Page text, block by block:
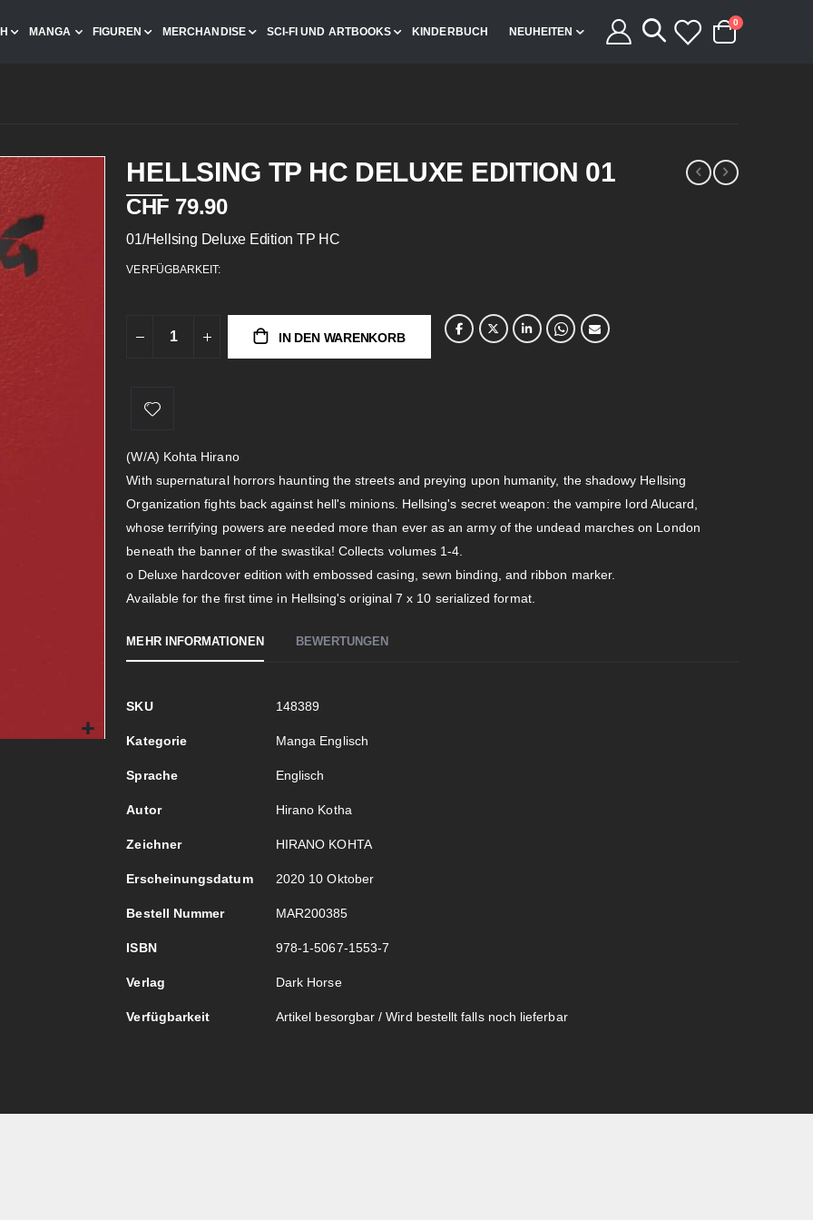
MANGA FIGUREN MERCHANDISE SCI-FI UND ARTBOOKS KINDERBUCH NEUHEITEN
Cart
0 Artikel
HELLSING TP HC DELUXE EDITION 01
CHF 79.90
01/Hellsing Deluxe Edition TP HC
VERFÜGBARKEIT:
IN DEN WARENKORB
(W/A) Kohta Hirano
With supernatural horrors haunting the streets and preying upon humanity, the shadowy Hellsing
Organization fights back against hell's minions. Hellsing's secret weapon: the vampire lord Alucard,
whose terrifying powers are needed more than ever as an army of the undead marches on London
beneath the banner of the swastika! Collects volumes 1-4.
o Deluxe hardcover edition with embossed casing, sewn binding, and ribbon marker.
Available for the first time in Hellsing's original 7 x 10 serialized format.
MEHR INFORMATIONEN
Mehr
SKU 148389
Kategorie Manga Englisch
Sprache Englisch
Autor Hirano Kotha
Zeichner HIRANO KOHTA
Erscheinungsdatum 2020 10 Oktober
Bestell Nummer MAR200385
ISBN 978-1-5067-1553-7
Verlag Dark Horse
Verfügbarkeit Artikel besorgbar / Wird bestellt falls noch lieferbar
BEWERTUNGEN